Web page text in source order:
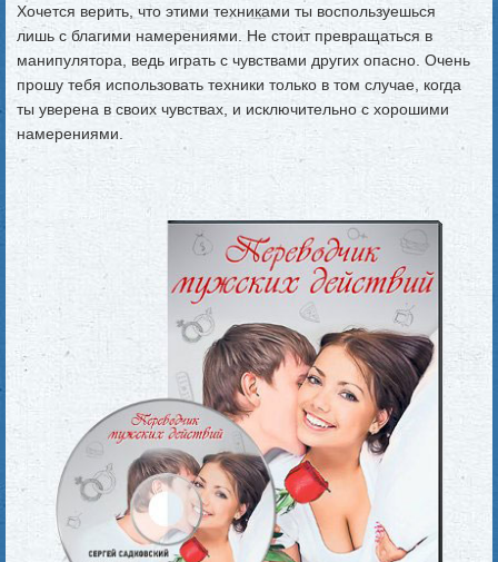
Хочется верить, что этими техниками ты воспользуешься
лишь с благими намерениями. Не стоит превращаться в
манипулятора, ведь играть с чувствами других опасно. Очень
прошу тебя использовать техники только в том случае, когда
ты уверена в своих чувствах, и исключительно с хорошими
намерениями.